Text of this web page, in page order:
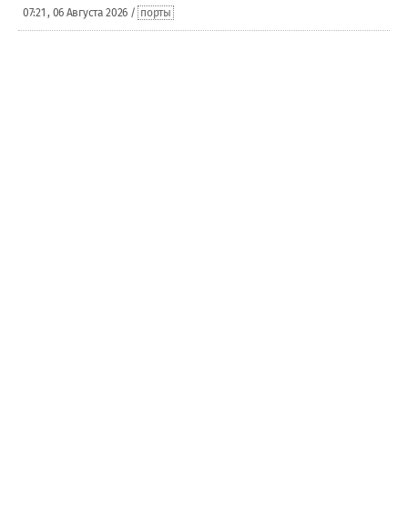
07:21 , 06 Августа 2026 / порты